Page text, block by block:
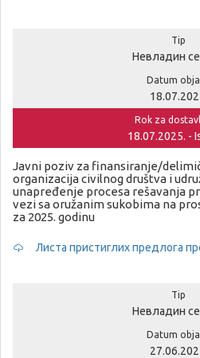
Tip
Невладин
Datum
Rok za
18.07.2025. -
Javni poziv za finansiranje/
organizacija civilnog društva i
unapređenje procesa rešavanja
vezi sa oružanim sukobima na
za 2025. godinu
Листа пристиглих предлога
Tip
Невладин
Datum